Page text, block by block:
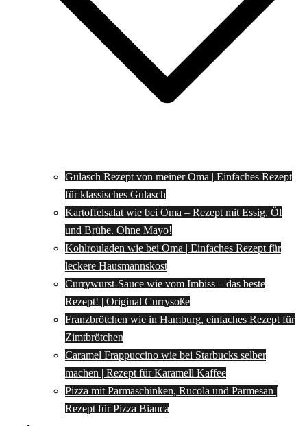
Gulasch Rezept von meiner Oma | Einfaches Rezept
für klassisches Gulasch
Kartoffelsalat wie bei Oma – Rezept mit Essig, Öl
und Brühe. Ohne Mayo!
Kohlrouladen wie bei Oma | Einfaches Rezept für
leckere Hausmannskost
Currywurst-Sauce wie vom Imbiss – das beste
Rezept! | Original Currysoße
Franzbrötchen wie in Hamburg, einfaches Rezept für
Zimtbrötchen
Caramel Frappuccino wie bei Starbucks selber
machen | Rezept für Karamell Kaffee
Pizza mit Parmaschinken, Rucola und Parmesan |
Rezept für Pizza Bianca